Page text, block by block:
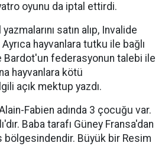
oyunu da iptal ettirdi.
satın alıp, Invalide
hayvanlara tutku ile bağlı
Bardot'un federasyonun talebi ile
hayvanlara kötü
açık mektup yazdı.
Fabien adında 3 çocuğu var.
Baba tarafı Güney Fransa'dan
bölgesindendir. Büyük bir Resim